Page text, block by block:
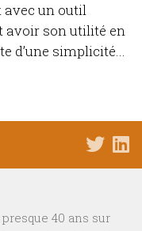
avec un outil
avoir son utilité en
d’une simplicité...
40 ans sur